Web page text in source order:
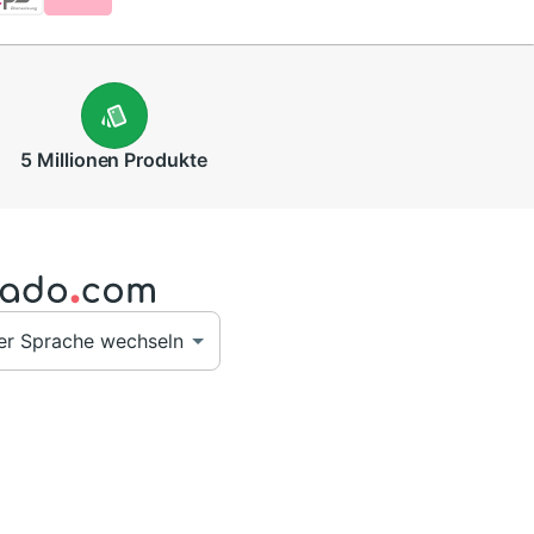
5 Millionen Produkte
Sprache wechseln